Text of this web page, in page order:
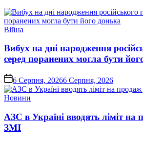
Опублікувати
Війна
Вибух на дні народження
серед поранених могла бути
on6 Серпня, 20266 Серпня, 2026
Опублікувати
Новини
АЗС в Україні вводять ліміт на
ЗМІ